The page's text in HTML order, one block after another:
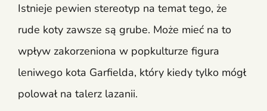
Istnieje pewien stereotyp na temat tego, że
rude koty zawsze są grube. Może mieć na to
wpływ zakorzeniona w popkulturze figura
leniwego kota Garfielda, który kiedy tylko mógł
polował na talerz lazanii.